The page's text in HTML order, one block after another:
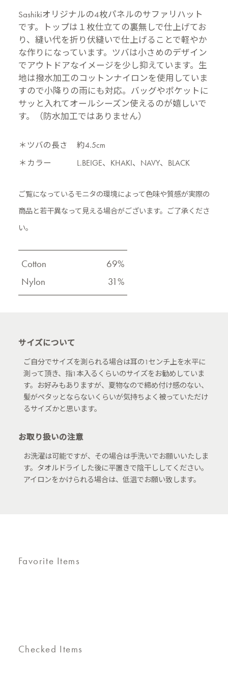
Sashikiオリジナルの4枚パネルのサファリハット
です。トップは１枚仕立ての裏無しで仕上げてお
り、縫い代を折り伏縫いで仕上げることで軽やか
な作りになっています。ツバは小さめのデザイン
でアウトドアなイメージを少し抑えています。生
地は撥水加工のコットンナイロンを使用していま
すので小降りの雨にも対応。バッグやポケットに
サッと入れてオールシーズン使えるのが嬉しいで
す。（防水加工ではありません）
＊ツバの長さ
約4.5cm
＊カラー
L.BEIGE、KHAKI、NAVY、BLACK
ご覧になっているモニタの環境によって色味や質感が実際の
商品と若干異なって見える場合がございます。ご了承くださ
い。
Cotton
69%
Nylon
31%
サイズについて
ご自分でサイズを測られる場合は耳の1センチ上を水平に
測って頂き、指1本入るくらいのサイズをお勧めしていま
す。お好みもありますが、夏物なので締め付け感のない、
髪がペタッとならないくらいが気持ちよく被っていただけ
るサイズかと思います。
お取り扱いの注意
お洗濯は可能ですが、その場合は手洗いでお願いいたしま
す。タオルドライした後に平置きで陰干ししてください。
アイロンをかけられる場合は、低温でお願い致します。
Favorite Items
Checked Items